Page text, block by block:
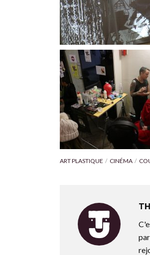
ART PLASTIQUE CINÉMA